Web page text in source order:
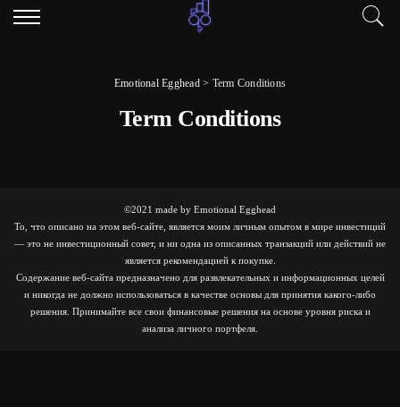
Emotional Egghead> Term Conditions
Term Conditions
©2021 made by Emotional Egghead
То, что описано на этом веб-сайте, является моим личным опытом в мире инвестиций
— это не инвестиционный совет, и ни одна из описанных транзакций или действий не
является рекомендацией к покупке.
Содержание веб-сайта предназначено для развлекательных и информационных целей
и никогда не должно использоваться в качестве основы для принятия какого-либо
решения. Принимайте все свои финансовые решения на основе уровня риска и
анализа личного портфеля.